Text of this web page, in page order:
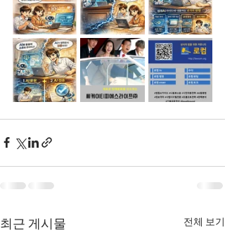
최근 게시물 전체 보기